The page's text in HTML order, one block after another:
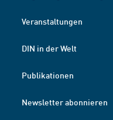
Veranstaltungen
DIN in der Welt
Publikationen
Newsletter abonnieren